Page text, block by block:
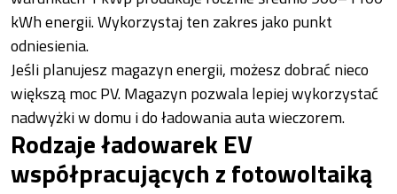
kWh energii. Wykorzystaj ten zakres jako punkt
odniesienia.
Jeśli planujesz magazyn energii, możesz dobrać nieco
większą moc PV. Magazyn pozwala lepiej wykorzystać
nadwyżki w domu i do ładowania auta wieczorem.
Rodzaje ładowarek EV
współpracujących z fotowoltaiką